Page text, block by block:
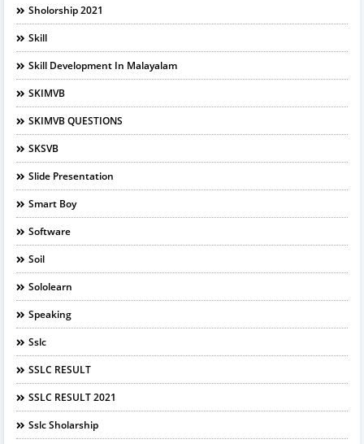
Sholorship 2021
Skill
Skill Development In Malayalam
SKIMVB
SKIMVB QUESTIONS
SKSVB
Slide Presentation
Smart Boy
Software
Soil
Sololearn
Speaking
Sslc
SSLC RESULT
SSLC RESULT 2021
Sslc Sholarship